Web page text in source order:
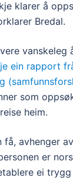
klarer å
Bredal.
vanskeleg
ein rapport
som
heim.
få, avhenger
er
ei